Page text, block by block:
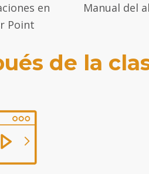
en
Point
Manual del
de la